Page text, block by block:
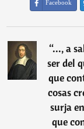
Facebook
“..., a
ser del
que
cosas
surja
que